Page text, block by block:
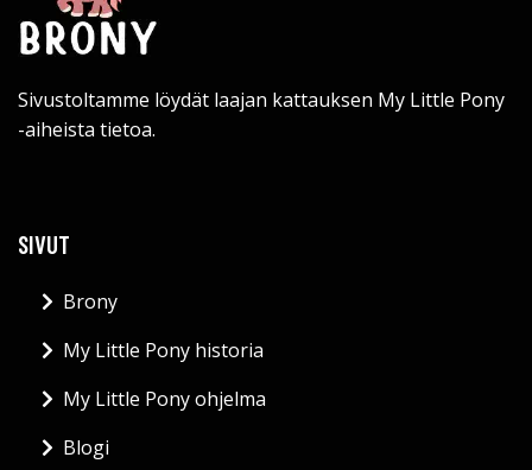
Sivustoltamme löydät laajan kattauksen My Little Pony
-aiheista tietoa.
SIVUT
Brony
My Little Pony historia
My Little Pony ohjelma
Blogi